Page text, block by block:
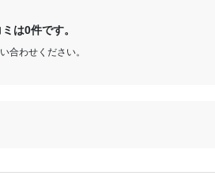
は0件です。
合わせください。